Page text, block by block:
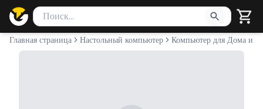
Поиск товаров
Введите минимум 2 символа для поиска. Нажмите Enter
Главная страница Настольный компьютер Компьютер для Дома и